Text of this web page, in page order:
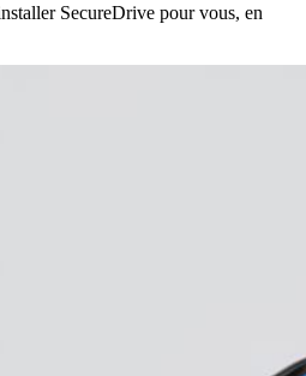
SecureDrive pour vous, en